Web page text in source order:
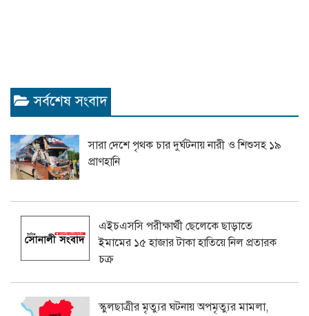
সর্বশেষ সংবাদ
সারা দেশে পৃথক চার দুর্ঘটনায় নারী ও শিশুসহ ১৯
প্রাণহানি
এইচএসসি পরীক্ষার্থী ছেলেকে ছাড়াতে
ইমামের ১৫ হাজার টাকা হাতিয়ে নিল প্রতারক
চক্র
স্কুলছাত্রীর মৃত্যুর ঘটনায় অপমৃত্যুর মামলা,